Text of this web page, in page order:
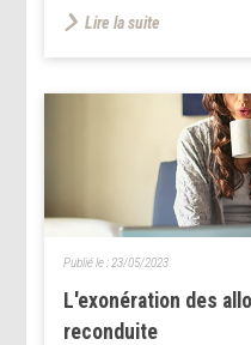
Lire la suite
L'exonération des
reconduite
Publié le : 23/05/2023